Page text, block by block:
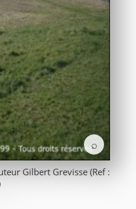
⌕
Gilbert Grevisse (Ref :